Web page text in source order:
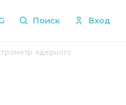
Поиск Вход
ядерного